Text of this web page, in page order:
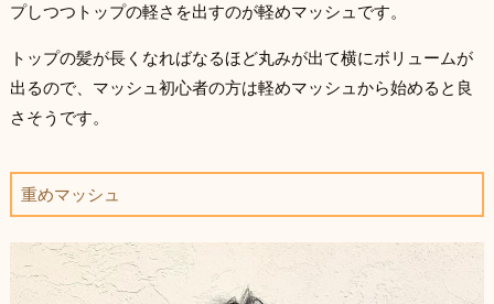
プしつつトップの軽さを出すのが軽めマッシュです。
トップの髪が長くなればなるほど丸みが出て横にボリュームが
出るので、マッシュ初心者の方は軽めマッシュから始めると良
さそうです。
重めマッシュ